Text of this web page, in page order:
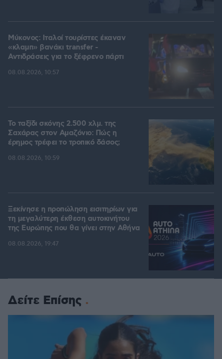
Μύκονος: Ιταλοί τουρίστες έκαναν
«κλαμπ» βανάκι transfer -
Αντιδράσεις για το ξέφρενο πάρτι
08.08.2026, 10:57
Το ταξίδι σκόνης 2.500 χλμ. της
Σαχάρας στον Αμαζόνιο: Πώς η
έρημος τρέφει το τροπικό δάσος;
08.08.2026, 10:59
Ξεκίνησε η προπώληση εισιτηρίων για
τη μεγαλύτερη έκθεση αυτοκινήτου
της Ευρώπης που θα γίνει στην Αθήνα
08.08.2026, 19:47
Δείτε Επίσης